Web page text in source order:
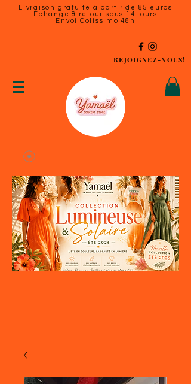
Livraison gratuite à partir de 85 euros
Échange & retour sous 14 jours
Envoi Colissimo 48h
REJOIGNEZ-NOUS!